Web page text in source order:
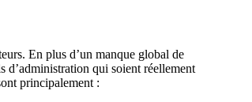
En plus d’un manque global de
d’administration qui soient réellement
principalement :